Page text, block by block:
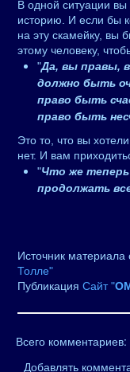
В одной ситуации
историю. И если бы
на эту скамейку, вы
этому человеку,
"Да, вы правы,
должно быть
право быть
право быть
Это то, что вы
нет. И вам
"Что же
продолжать
Источник материала
Толле"
Публикация Сайт "
Всего комментариев:
Добавлять